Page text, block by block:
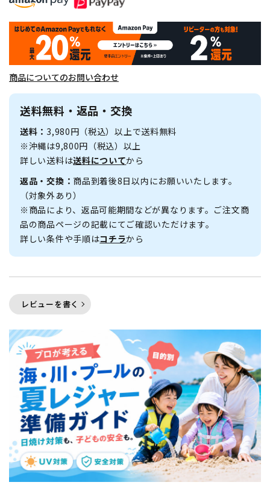
商品についてのお問い合わせ
送料無料・返品・交換
送料：3,980円（税込）以上で送料無料
※沖縄は9,800円（税込）以上
詳しい送料は送料についてから
返品・交換： 商品到着後8日以内にお願いいたします。
（対象外あり）
※商品により、返品可能期間などが異なります。ご注文商
品の商品ページの記載にてご確認いただけます。
詳しい条件や手順はコチラから
レビューを書く